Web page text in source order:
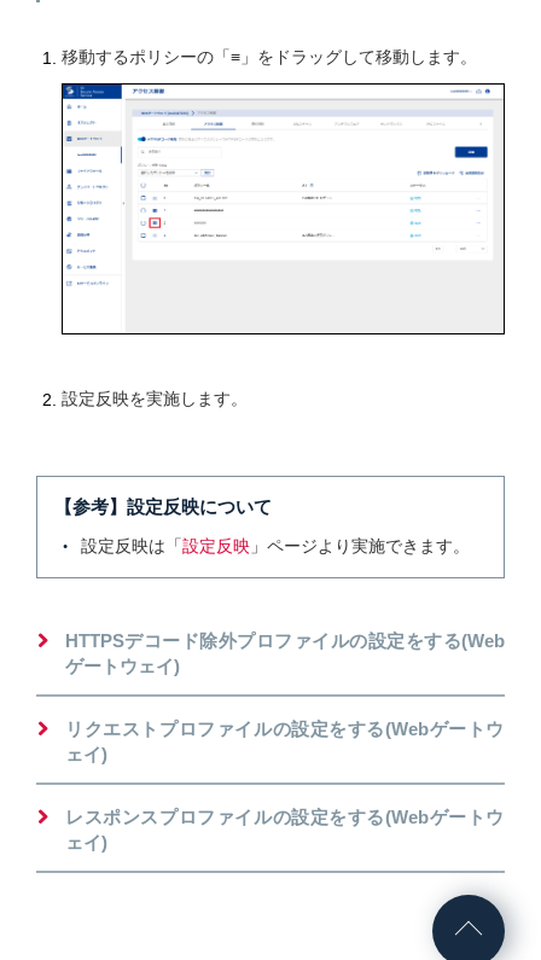
移動するポリシーの「≡」をドラッグして移動します。
設定反映を実施します。
【参考】設定反映について
設定反映は「設定反映 」ページより実施できます。
HTTPSデコード除外プロファイルの設定をする(Web
ゲートウェイ)
リクエストプロファイルの設定をする(Webゲートウ
ェイ)
レスポンスプロファイルの設定をする(Webゲートウ
ェイ)